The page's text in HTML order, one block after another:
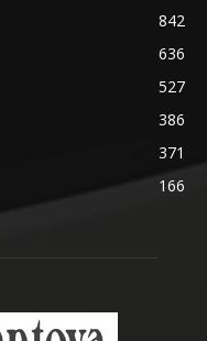
842
636
527
386
371
166